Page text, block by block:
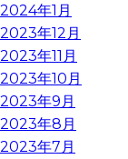
2024年1月
2023年12月
2023年11月
2023年10月
2023年9月
2023年8月
2023年7月